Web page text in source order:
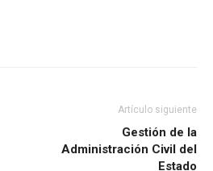
Artículo siguiente
Gestión de la
Administración Civil del
Estado